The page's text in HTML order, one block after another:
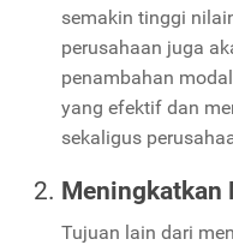
semakin tinggi
perusahaan juga
penambahan
yang efektif dan
sekaligus
Meningkatkan
Tujuan lain dari